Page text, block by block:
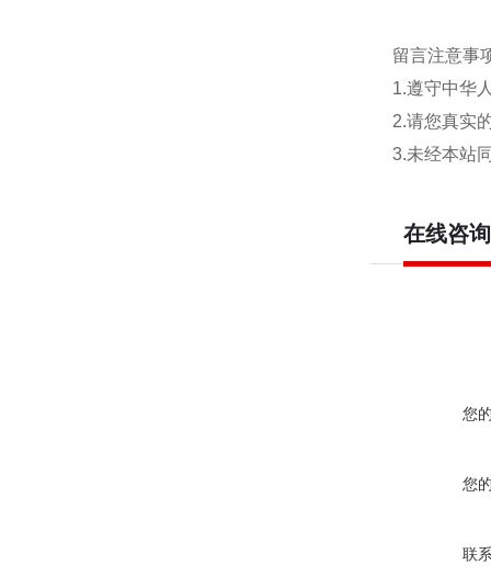
留言注意事
1.遵守中华
2.请您真实
3.未经本站
在线咨询
您
您
联